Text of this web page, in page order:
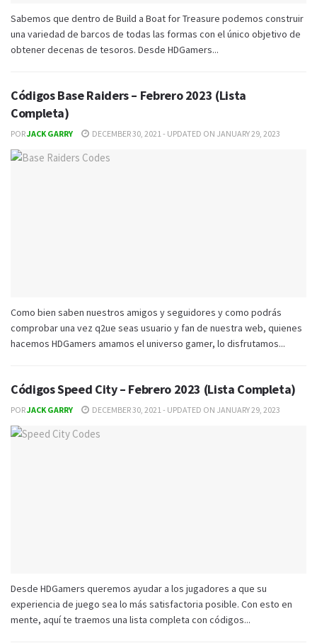
Sabemos que dentro de Build a Boat for Treasure podemos construir
una variedad de barcos de todas las formas con el único objetivo de
obtener decenas de tesoros. Desde HDGamers...
Códigos Base Raiders – Febrero 2023 (Lista
Completa)
PORJACK GARRY DECEMBER 30, 2021 - UPDATED ON JANUARY 29, 2023
Como bien saben nuestros amigos y seguidores y como podrás
comprobar una vez q2ue seas usuario y fan de nuestra web, quienes
hacemos HDGamers amamos el universo gamer, lo disfrutamos...
Códigos Speed City – Febrero 2023 (Lista Completa)
PORJACK GARRY DECEMBER 30, 2021 - UPDATED ON JANUARY 29, 2023
Desde HDGamers queremos ayudar a los jugadores a que su
experiencia de juego sea lo más satisfactoria posible. Con esto en
mente, aquí te traemos una lista completa con códigos...